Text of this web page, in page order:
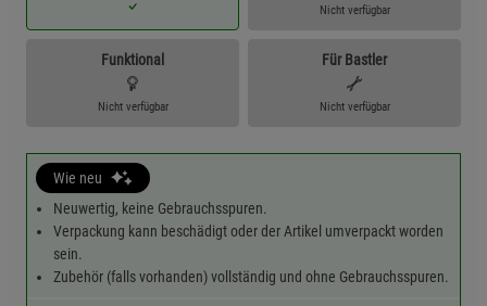
Nicht verfügbar
Funktional
Nicht verfügbar
Für Bastler
Nicht verfügbar
Wie neu
Neuwertig, keine Gebrauchsspuren.
Verpackung kann beschädigt oder der Artikel umverpackt worden
sein.
Zubehör (falls vorhanden) vollständig und ohne Gebrauchsspuren.